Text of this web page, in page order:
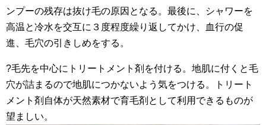
ンプーの残存は抜け毛の原因となる。最後に、シャワーを
高温と冷水を交互に３度程度繰り返してかけ、血行の促
進、毛穴の引きしめをする。
?毛先を中心にトリートメント剤を付ける。地肌に付くと毛
穴が詰まるので地肌につかないよう気をつける。トリート
メント剤自体が天然素材で育毛剤として利用できるものが
望ましい。